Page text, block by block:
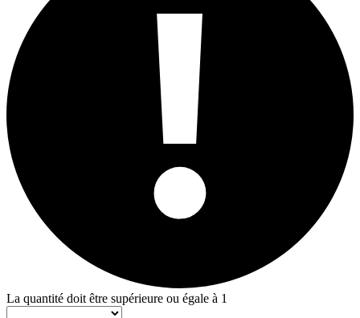
La quantité doit être supérieure ou égale à 1